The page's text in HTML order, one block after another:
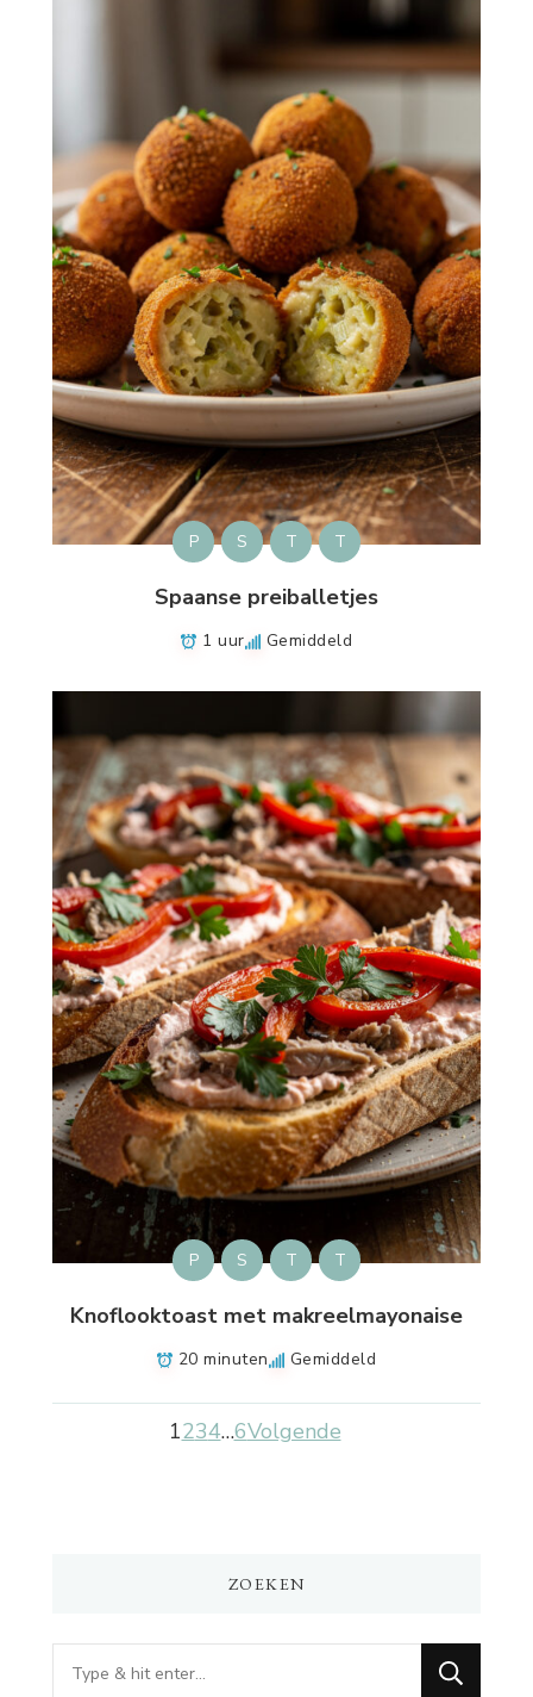
P S T T
Spaanse preiballetjes
1 uur Gemiddeld
P S T T
Knoflooktoast met makreelmayonaise
20 minuten Gemiddeld
1234…6Volgende
ZOEKEN
Op